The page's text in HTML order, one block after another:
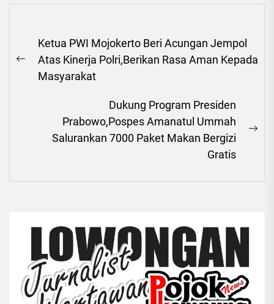
pos
Previous
post:
Ketua PWI Mojokerto Beri Acungan Jempol
Atas Kinerja Polri,Berikan Rasa Aman Kepada
Masyarakat
Dukung Program Presiden
Prabowo,Pospes Amanatul Ummah
Salurankan 7000 Paket Makan Bergizi
Gratis